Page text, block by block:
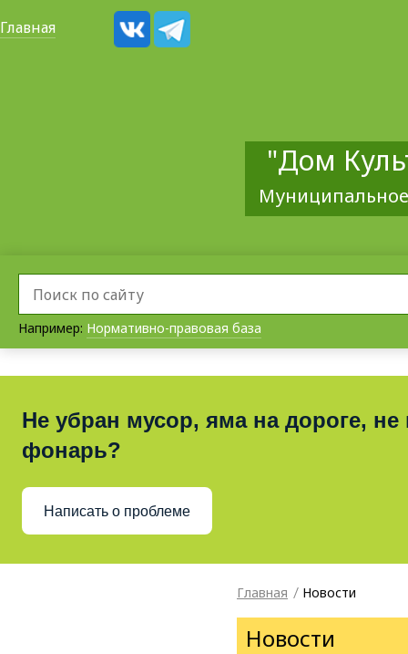
Главная
"Дом
Например: Нормативно-правовая база
Не убран мусор, яма на дороге, не
фонарь?
Написать о проблеме
Главная Новости
Новости